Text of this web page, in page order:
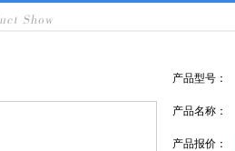
产品型号：
产品名称：
产品报价：